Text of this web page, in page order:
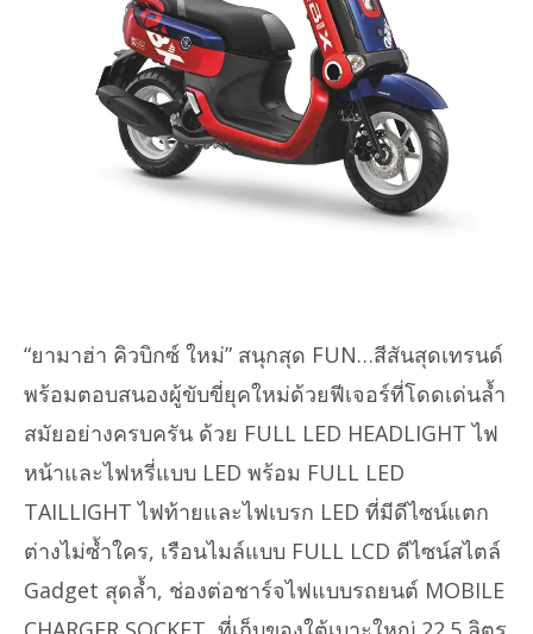
“ยามาฮ่า คิวบิกซ์ ใหม่” สนุกสุด FUN…สีสันสุดเทรนด์
พร้อมตอบสนองผู้ขับขี่ยุคใหม่ด้วยฟีเจอร์ที่โดดเด่นล้ำ
สมัยอย่างครบครัน ด้วย FULL LED HEADLIGHT ไฟ
หน้าและไฟหรี่แบบ LED พร้อม FULL LED
TAILLIGHT ไฟท้ายและไฟเบรก LED ที่มีดีไซน์แตก
ต่างไม่ซ้ำใคร, เรือนไมล์แบบ FULL LCD ดีไซน์สไตล์
Gadget สุดล้ำ, ช่องต่อชาร์จไฟแบบรถยนต์ MOBILE